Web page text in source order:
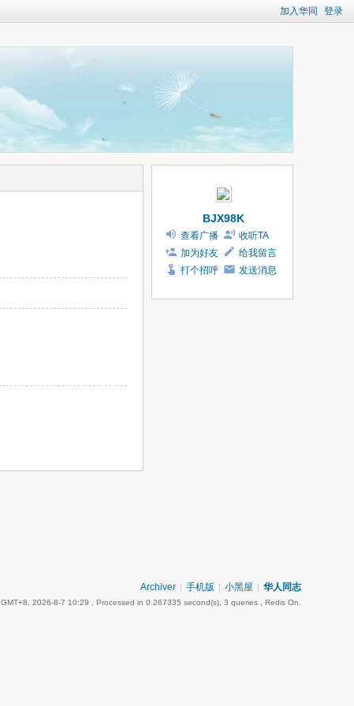
加入华同 登录
BJX98K
查看广播
收听TA
加为好友
给我留言
打个招呼
发送消息
Archiver 手机版 小黑屋 华人同志
GMT+8, 2026-8-7 10:29 , Processed in 0.267335 second(s), 3 queries , Redis On.